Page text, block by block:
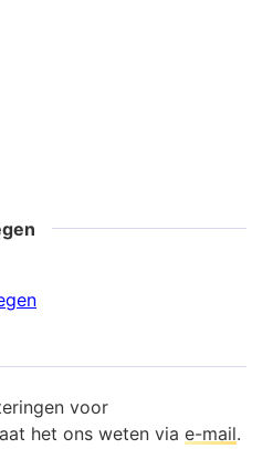
voor
het ons weten via e-mail.